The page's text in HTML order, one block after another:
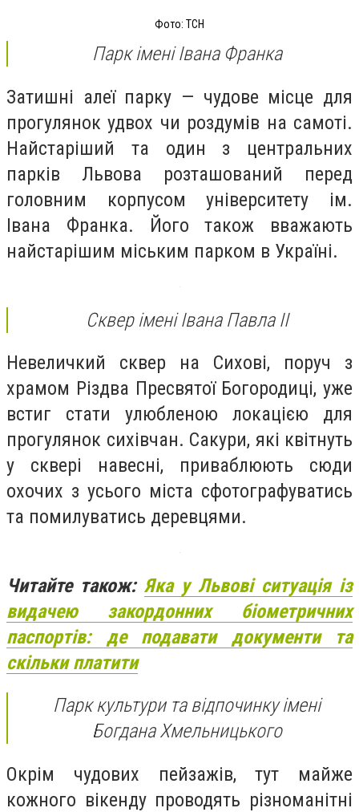
Фото: ТСН
Парк імені Івана Франка
Затишні алеї парку — чудове місце для
прогулянок удвох чи роздумів на самоті.
Найстаріший та один з центральних
парків Львова розташований перед
головним корпусом університету ім.
Івана Франка. Його також вважають
найстарішим міським парком в Україні.
Сквер імені Івана Павла ІІ
Невеличкий сквер на Сихові, поруч з
храмом Різдва Пресвятої Богородиці, уже
встиг стати улюбленою локацією для
прогулянок сихівчан. Сакури, які квітнуть
у сквері навесні, приваблюють сюди
охочих з усього міста сфотографуватись
та помилуватись деревцями.
Читайте також: Яка у Львові ситуація із
видачею закордонних біометричних
паспортів: де подавати документи та
скільки платити
Парк культури та відпочинку імені
Богдана Хмельницького
Окрім чудових пейзажів, тут майже
кожного вікенду проводять різноманітні